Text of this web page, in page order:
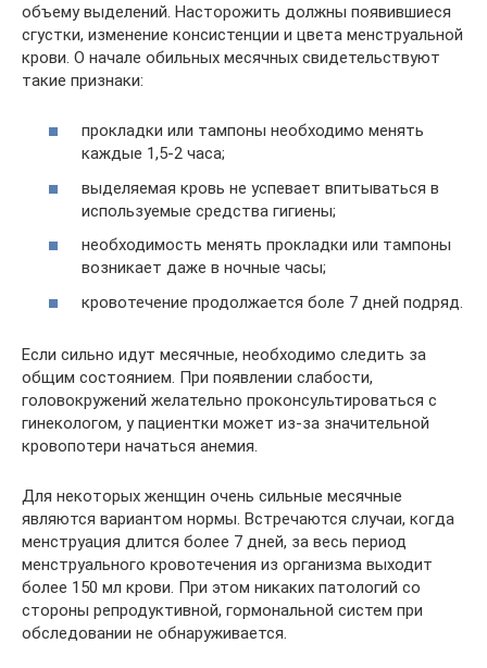
объему выделений. Насторожить должны появившиеся
сгустки, изменение консистенции и цвета менструальной
крови. О начале обильных месячных свидетельствуют
такие признаки:
прокладки или тампоны необходимо менять
каждые 1,5-2 часа;
выделяемая кровь не успевает впитываться в
используемые средства гигиены;
необходимость менять прокладки или тампоны
возникает даже в ночные часы;
кровотечение продолжается боле 7 дней подряд.
Если сильно идут месячные, необходимо следить за
общим состоянием. При появлении слабости,
головокружений желательно проконсультироваться с
гинекологом, у пациентки может из-за значительной
кровопотери начаться анемия.
Для некоторых женщин очень сильные месячные
являются вариантом нормы. Встречаются случаи, когда
менструация длится более 7 дней, за весь период
менструального кровотечения из организма выходит
более 150 мл крови. При этом никаких патологий со
стороны репродуктивной, гормональной систем при
обследовании не обнаруживается.